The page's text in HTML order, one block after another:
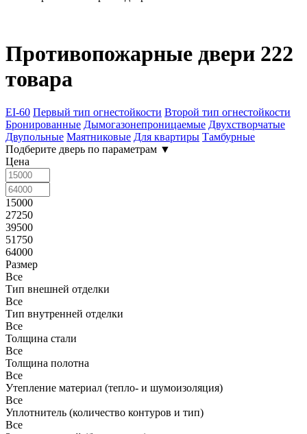
Противопожарные двери 222
товара
EI-60 Первый тип огнестойкости Второй тип огнестойкости
Бронированные Дымогазонепроницаемые Двухстворчатые
Двупольные Маятниковые Для квартиры Тамбурные
Подберите дверь по параметрам ▼
Цена
15000
27250
39500
51750
64000
Размер
Все
Тип внешней отделки
Все
Тип внутренней отделки
Все
Толщина стали
Все
Толщина полотна
Все
Утепление материал (тепло- и шумоизоляция)
Все
Уплотнитель (количество контуров и тип)
Все